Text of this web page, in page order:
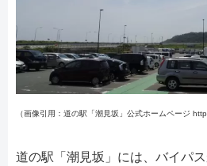
（画像引用：道の駅「潮見坂」公式ホームページ
道の駅「潮見坂」には、バイパ